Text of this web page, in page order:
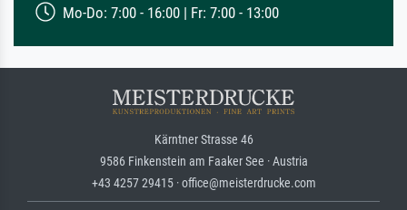
Mo-Do: 7:00 - 16:00 | Fr: 7:00 - 13:00
Kärntner Strasse 46
9586 Finkenstein am Faaker See · Austria
+43 4257 29415 · office@meisterdrucke.com